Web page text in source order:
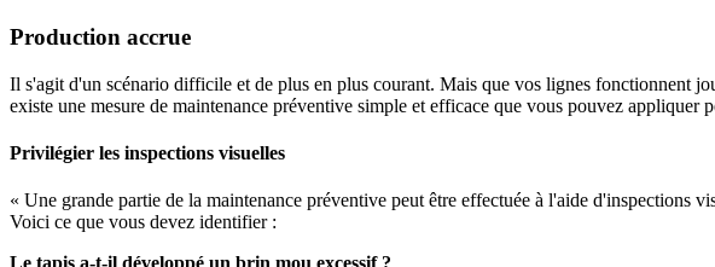
Production accrue
Il s'agit d'un scénario difficile et de plus en plus courant. Mais que vos lignes fonctionnent
existe une mesure de maintenance préventive simple et efficace que vous pouvez appliquer
Privilégier les inspections visuelles
« Une grande partie de la maintenance préventive peut être effectuée à l'aide
Voici ce que vous devez identifier :